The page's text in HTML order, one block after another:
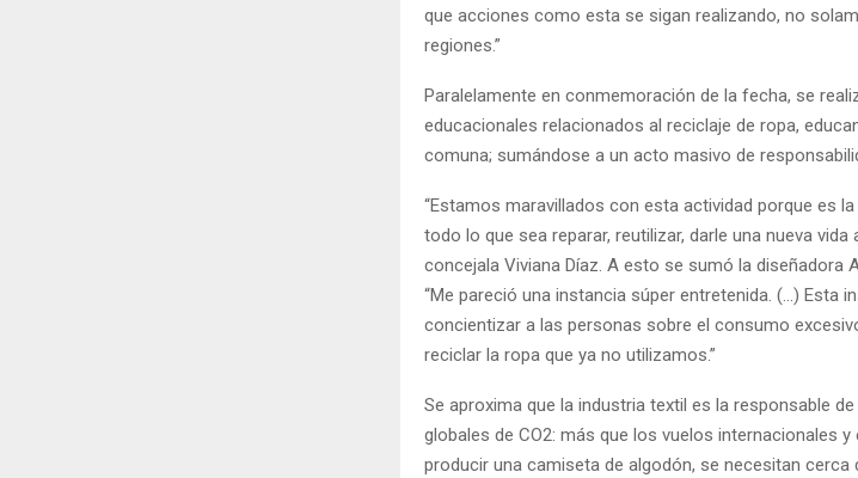
que acciones como esta se sigan realizando, no
regiones.”
Paralelamente en conmemoración de la fecha, se
educacionales relacionados al reciclaje de ropa,
comuna; sumándose a un acto masivo de
“Estamos maravillados con esta actividad porque es
todo lo que sea reparar, reutilizar, darle una nueva
concejala Viviana Díaz. A esto se sumó la diseñadora
“Me pareció una instancia súper entretenida. (…) Esta
concientizar a las personas sobre el consumo
reciclar la ropa que ya no utilizamos.”
Se aproxima que la industria textil es la responsable
globales de CO2: más que los vuelos internacionales
producir una camiseta de algodón, se necesitan cerca